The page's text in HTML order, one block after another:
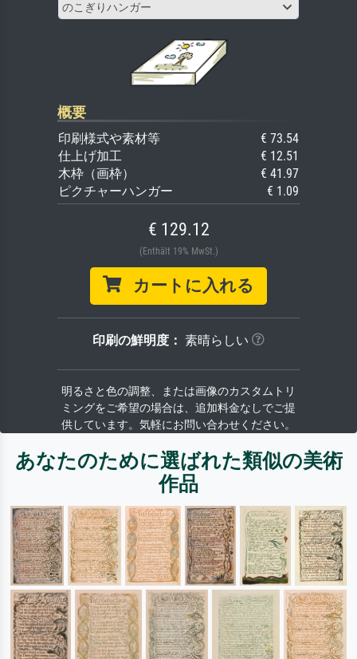
のこぎりハンガー
概要
印刷様式や素材等
€ 73.54
仕上げ加工
€ 12.51
木枠（画枠）
€ 41.97
ピクチャーハンガー
€ 1.09
€ 129.12
(Enthält 19% MwSt.)
カートに入れる
印刷の鮮明度： 素晴らしい
明るさと色の調整、または画像のカスタムトリ
ミングをご希望の場合は、追加料金なしでご提
供しています。気軽にお問い合わせください。
あなたのために選ばれた類似の美術
作品